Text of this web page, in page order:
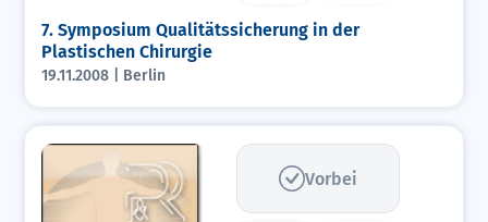
7. Symposium Qualitätssicherung in der
Plastischen Chirurgie
19.11.2008 | Berlin
Vorbei